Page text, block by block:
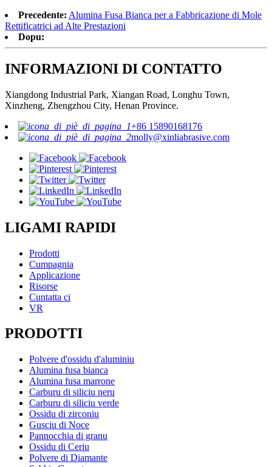
Precedente: Alumina Fusa Bianca per a Fabbricazione di Mole
Rettificatrici ad Alte Prestazioni
Dopu:
INFORMAZIONI DI CONTATTO
Xiangdong Industrial Park, Xiangan Road, Longhu Town,
Xinzheng, Zhengzhou City, Henan Province.
+86 15890168176
molly@xinliabrasive.com
LIGAMI RAPIDI
Prodotti
Cumpagnia
Applicazione
Risorse
Cuntatta ci
VR
PRODOTTI
Polvere d'ossidu d'aluminiu
Alumina fusa bianca
Alumina fusa marrone
Carburu di siliciu neru
Carburu di siliciu verde
Ossidu di zirconiu
Gusciu di Noce
Pannocchia di granu
Ossidu di Ceriu
Polvere di Diamante